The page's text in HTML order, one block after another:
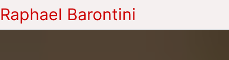
Raphael Barontini